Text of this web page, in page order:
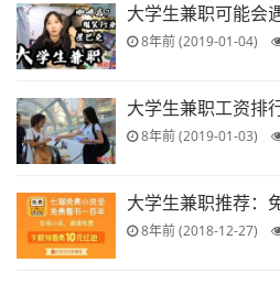
大学生兼职可能会
8年前 (2019-01-04)
大学生兼职工资排
8年前 (2019-01-03)
大学生兼职推荐：
8年前 (2018-12-27)